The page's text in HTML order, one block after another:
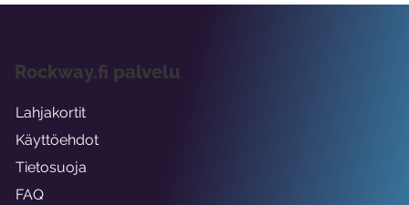
Rockway.fi palvelu
Lahjakortit
Käyttöehdot
Tietosuoja
FAQ